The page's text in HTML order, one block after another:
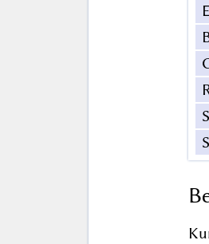
ein